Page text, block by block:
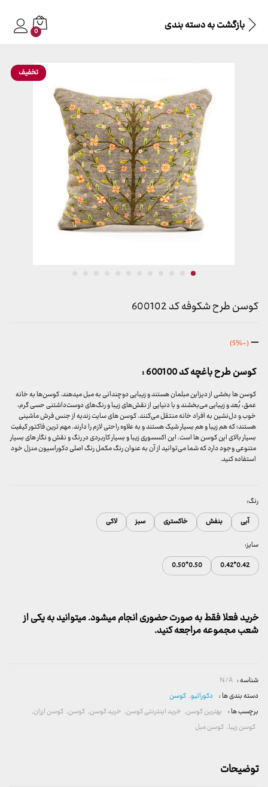
بازگشت بهدسته بندی 0
تخفیف
کوسن طرح شکوفه کد 600102
–محدوده
599,000 تومان
تا
699,000 تومان
(-5%)
کوسن طرح باغچه کد 600100 :
کوسن ها بخشی از دیزاین مبلمان هستند و زیبایی دوچندانی به مبل میدهند. کوسن‌ها به خانه
عمق، بُعد و زیبایی می‌بخشند و با دنیایی از نقش‌های زیبا و رنگ‌های دوست‌داشتنی حسی گرم،
خوب و دل‌نشین به افراد خانه منتقل می‌کنند. کوسن های سایت زندیه از جنس فرش ماشینی
هستند؛ که هم زیبا و هم بسیار شیک هستند و به علاوه راحتی لازم را دارند. مهم ترین فاکتور کیفیت
بسیار بالای این کوسن ها است. این اکسسوری زیبا و بسیار کاربردی در رنگ و نقش و نگار های بسیار
متنوعی وجود دارد که شما می‌توانید از آن به عنوان رنگ مکمل رنگ اصلی دکوراسیون منزل خود
استفاده کنید.
رنگ:
آبی
بنفش خاکستری سبز
لاکی
سایز:
0.42*0.42
0.50*0.50
خرید فعلا فقط به صورت حضوری انجام میشود. میتوانید به یکی از
شعب مجموعه مراجعه کنید.
شناسه : N/A
دسته بندی ها : دکوراتیو, کوسن
برچسب ها : بهترین کوسن, خرید اینترنتی کوسن, خرید کوسن, کوسن, کوسن ارزان,
کوسن زیبا, کوسن مبل
توضیحات